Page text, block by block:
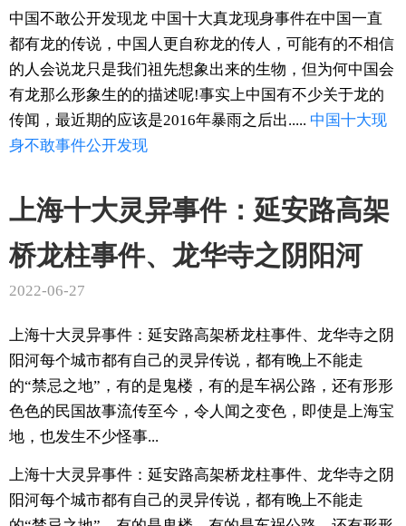
中国不敢公开发现龙 中国十大真龙现身事件在中国一直
都有龙的传说，中国人更自称龙的传人，可能有的不相信
的人会说龙只是我们祖先想象出来的生物，但为何中国会
有龙那么形象生的的描述呢!事实上中国有不少关于龙的
传闻，最近期的应该是2016年暴雨之后出..... 中国十大现
身不敢事件公开发现
上海十大灵异事件：延安路高架
桥龙柱事件、龙华寺之阴阳河
2022-06-27
上海十大灵异事件：延安路高架桥龙柱事件、龙华寺之阴
阳河每个城市都有自己的灵异传说，都有晚上不能走
的“禁忌之地”，有的是鬼楼，有的是车祸公路，还有形形
色色的民国故事流传至今，令人闻之变色，即使是上海宝
地，也发生不少怪事...
上海十大灵异事件：延安路高架桥龙柱事件、龙华寺之阴
阳河每个城市都有自己的灵异传说，都有晚上不能走